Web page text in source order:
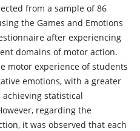
from a sample of 86
the Games and Emotions
after experiencing
domains of motor action.
motor experience of students
emotions, with a greater
statistical
regarding the
it was observed that each